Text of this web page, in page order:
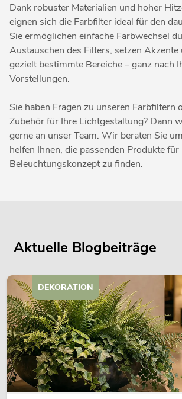
Dank robuster Materialien und hoher
eignen sich die Farbfilter ideal für den
Sie ermöglichen einfache Farbwechsel
Austauschen des Filters, setzen Akzente
gezielt bestimmte Bereiche – ganz nach
Vorstellungen.
Sie haben Fragen zu unseren Farbfiltern
Zubehör für Ihre Lichtgestaltung? Dann
gerne an unser Team. Wir beraten Sie
helfen Ihnen, die passenden Produkte für
Beleuchtungskonzept zu finden.
Aktuelle Blogbeiträge
DEKORATION